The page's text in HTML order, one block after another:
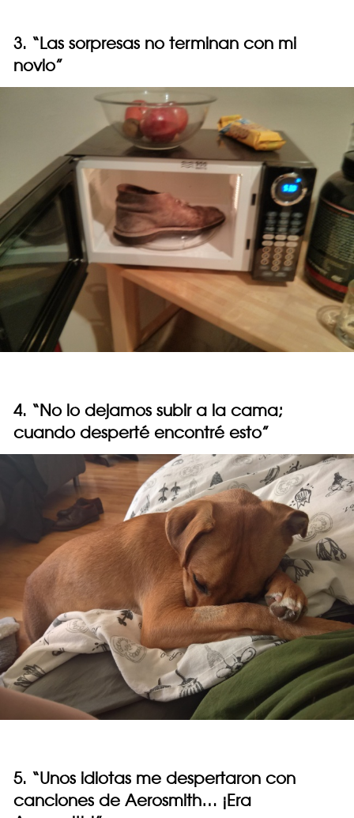
3. “Las sorpresas no terminan con mi
novio”
4. “No lo dejamos subir a la cama;
cuando desperté encontré esto”
5. “Unos idiotas me despertaron con
canciones de Aerosmith… ¡Era